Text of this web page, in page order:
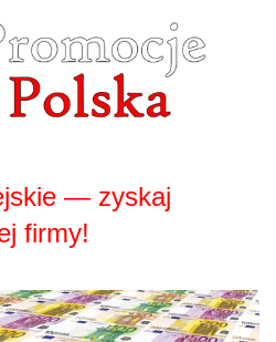
— zyskaj
firmy!